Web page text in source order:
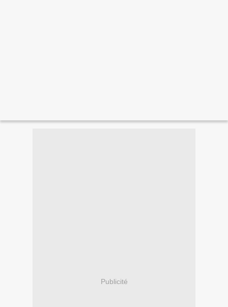
Publicité